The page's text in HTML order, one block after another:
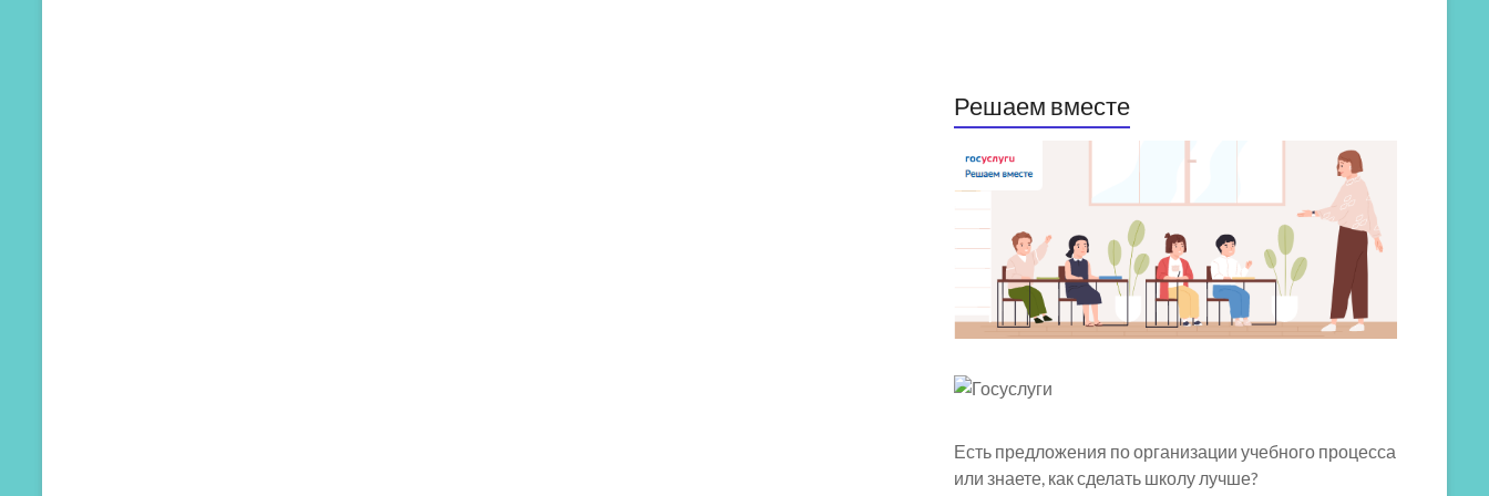
Решаем вместе
Есть предложения по организации учебного процесса
или знаете, как сделать школу лучше?